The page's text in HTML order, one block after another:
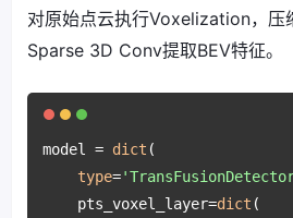
对原始点云执行Voxelization，压
Sparse 3D Conv提取BEV特征。
model = dict (
type=
    pts_voxel_layer=
dict (